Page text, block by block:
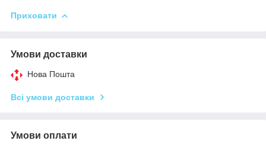
Приховати
Умови доставки
Нова Пошта
Всі умови доставки
Умови оплати